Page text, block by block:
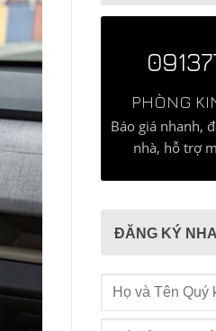
PHÒNG
Báo giá nhanh,
nhà, hỗ trợ
ĐĂNG KÝ